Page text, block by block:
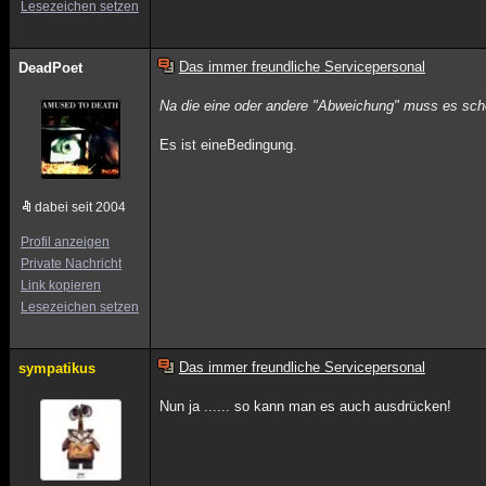
Lesezeichen setzen
DeadPoet
dabei seit 2004
Profil anzeigen
Private Nachricht
Link kopieren
Lesezeichen setzen
Das immer freundliche Servicepersonal
Na die eine oder andere "Abweichung" muss es
Es ist eineBedingung.
sympatikus Das immer freundliche Servicepersonal
Nun ja ...... so kann man es auch ausdrücken!